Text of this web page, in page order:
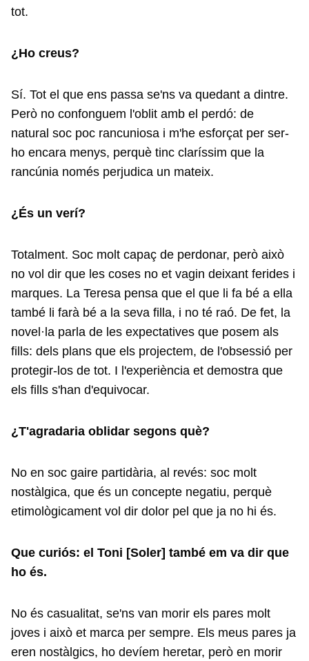
tot.
¿Ho creus?
Sí. Tot el que ens passa se'ns va quedant a dintre.
Però no confonguem l'oblit amb el perdó: de
natural soc poc rancuniosa i m'he esforçat per ser-
ho encara menys, perquè tinc claríssim que la
rancúnia només perjudica un mateix.
¿És un verí?
Totalment. Soc molt capaç de perdonar, però això
no vol dir que les coses no et vagin deixant ferides i
marques. La Teresa pensa que el que li fa bé a ella
també li farà bé a la seva filla, i no té raó. De fet, la
novel·la parla de les expectatives que posem als
fills: dels plans que els projectem, de l'obsessió per
protegir-los de tot. I l'experiència et demostra que
els fills s'han d'equivocar.
¿T'agradaria oblidar segons què?
No en soc gaire partidària, al revés: soc molt
nostàlgica, que és un concepte negatiu, perquè
etimològicament vol dir dolor pel que ja no hi és.
Que curiós: el Toni [Soler] també em va dir que
ho és.
No és casualitat, se'ns van morir els pares molt
joves i això et marca per sempre. Els meus pares ja
eren nostàlgics, ho devíem heretar, però en morir